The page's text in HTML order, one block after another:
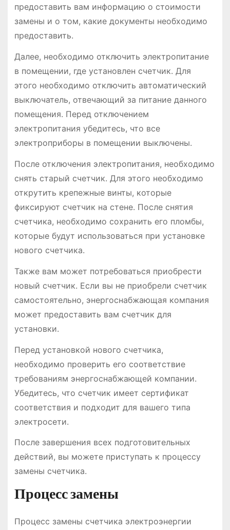
предоставить вам информацию о стоимости
замены и о том, какие документы необходимо
предоставить.
Далее, необходимо отключить электропитание
в помещении, где установлен счетчик. Для
этого необходимо отключить автоматический
выключатель, отвечающий за питание данного
помещения. Перед отключением
электропитания убедитесь, что все
электроприборы в помещении выключены.
После отключения электропитания, необходимо
снять старый счетчик. Для этого необходимо
открутить крепежные винты, которые
фиксируют счетчик на стене. После снятия
счетчика, необходимо сохранить его пломбы,
которые будут использоваться при установке
нового счетчика.
Также вам может потребоваться приобрести
новый счетчик. Если вы не приобрели счетчик
самостоятельно, энергоснабжающая компания
может предоставить вам счетчик для
установки.
Перед установкой нового счетчика,
необходимо проверить его соответствие
требованиям энергоснабжающей компании.
Убедитесь, что счетчик имеет сертификат
соответствия и подходит для вашего типа
электросети.
После завершения всех подготовительных
действий, вы можете приступать к процессу
замены счетчика.
Процесс замены
Процесс замены счетчика электроэнергии